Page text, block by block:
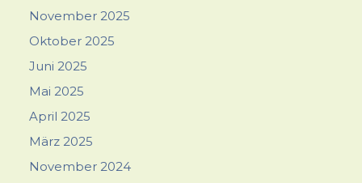
November 2025
Oktober 2025
Juni 2025
Mai 2025
April 2025
März 2025
November 2024